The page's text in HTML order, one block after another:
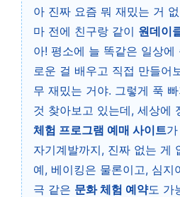
아 진짜 요즘 뭐 재밌는 거
마 전에 친구랑 같이 원데이
아! 평소에 늘 똑같은 일상에
로운 걸 배우고 직접 만들어
무 재밌는 거야. 그렇게 푹
것 찾아보고 있는데, 세상에
체험 프로그램 예매 사이트
자기계발까지, 진짜 없는 게
예, 베이킹은 물론이고, 심지
극 같은 문화 체험 예약도 가